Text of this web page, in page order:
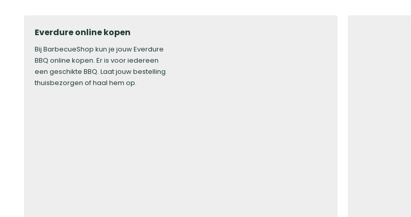
Everdure online kopen
Bij BarbecueShop kun je jouw Everdure
BBQ online kopen. Er is voor iedereen
een geschikte BBQ. Laat jouw bestelling
thuisbezorgen of haal hem op.